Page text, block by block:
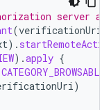
server
(verificationUri
).
).apply {
CATEGORY_BROWSABLE
)